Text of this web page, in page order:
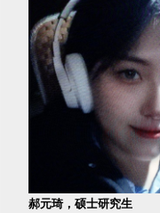
郝元琦，硕士研究生